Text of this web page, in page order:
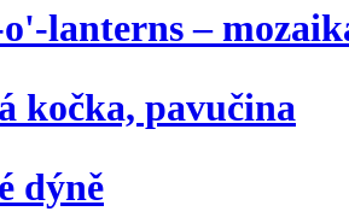
lanterns –
kočka, pavučina
dýně